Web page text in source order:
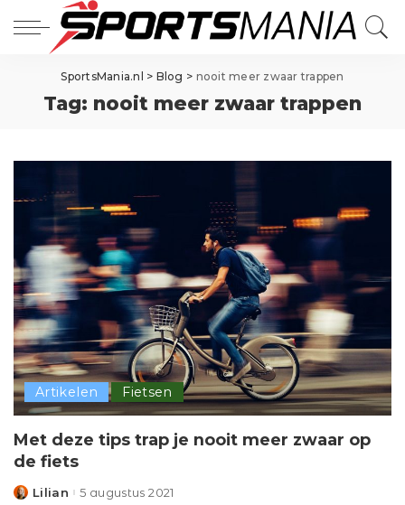
SportsMania.nl > Blog > nooit meer zwaar trappen
Tag: nooit meer zwaar trappen
Artikelen Fietsen
Met deze tips trap je nooit meer zwaar op
de fiets
Posted
Lilian 5 augustus 2021